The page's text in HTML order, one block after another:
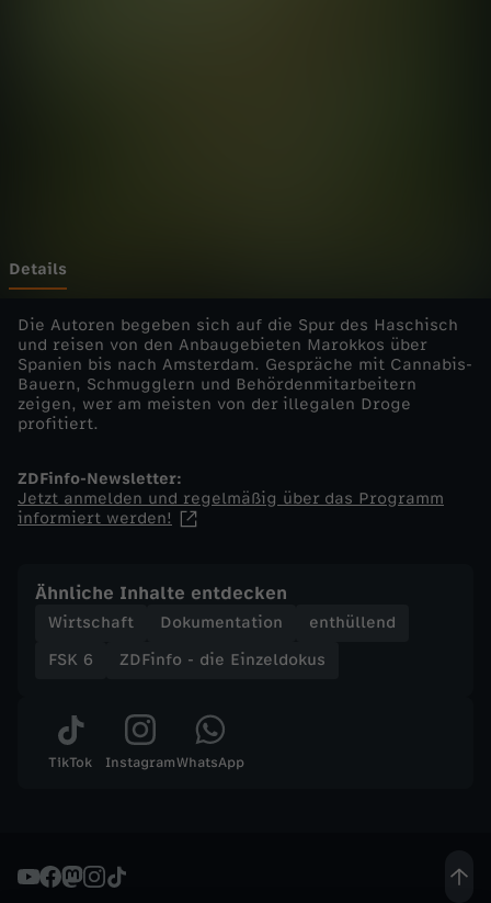
i
n
z
e
l
d
o
k
s
M
Details
Die Autoren begeben sich auf die Spur des Haschisch
und reisen von den Anbaugebieten Marokkos über
Spanien bis nach Amsterdam. Gespräche mit Cannabis-
Bauern, Schmugglern und Behördenmitarbeitern
zeigen, wer am meisten von der illegalen Droge
profitiert.
ZDFinfo-Newsletter:
Jetzt anmelden und regelmäßig über das Programm
informiert werden!
Ähnliche Inhalte entdecken
Wirtschaft Dokumentation
enthüllend
FSK 6
ZDFinfo - die Einzeldokus
TikTok InstagramWhatsApp